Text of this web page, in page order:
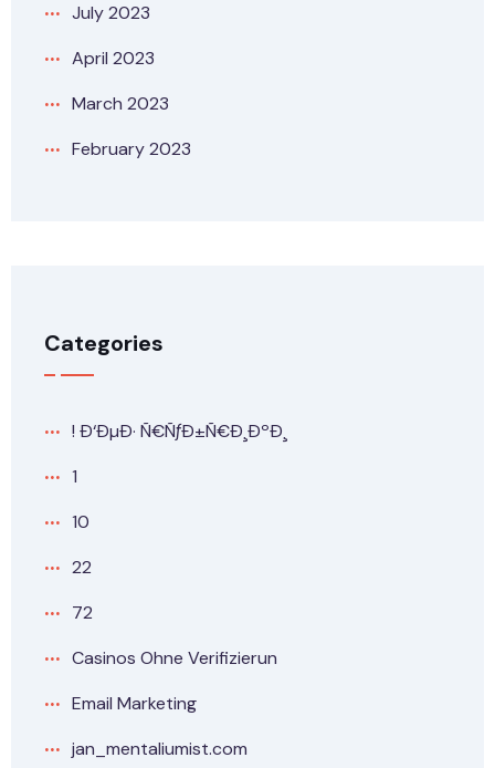
July 2023
April 2023
March 2023
February 2023
Categories
! Ð‘ÐµÐ· Ñ€ÑƒÐ±Ñ€Ð¸ÐºÐ¸
1
10
22
72
Casinos Ohne Verifizierun
Email Marketing
jan_mentaliumist.com